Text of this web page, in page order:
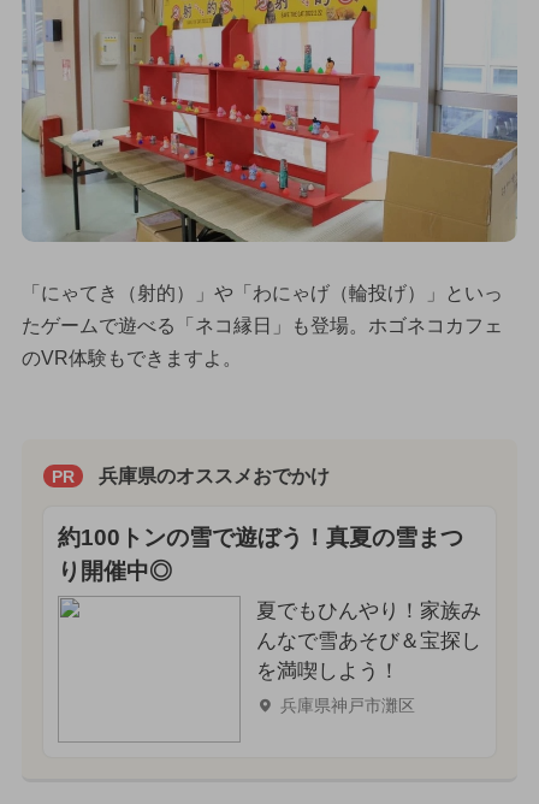
「にゃてき（射的）」や「わにゃげ（輪投げ）」といっ
たゲームで遊べる「ネコ縁日」も登場。ホゴネコカフェ
のVR体験もできますよ。
PR 兵庫県のオススメおでかけ
約100トンの雪で遊ぼう！真夏の雪まつ
り開催中◎
夏でもひんやり！家族み
んなで雪あそび＆宝探し
を満喫しよう！
兵庫県神戸市灘区